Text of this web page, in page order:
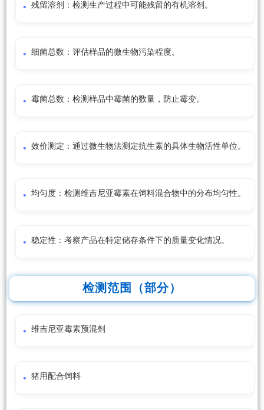
残留溶剂：检测生产过程中可能残留的有机溶剂。
细菌总数：评估样品的微生物污染程度。
霉菌总数：检测样品中霉菌的数量，防止霉变。
效价测定：通过微生物法测定抗生素的具体生物活性单位。
均匀度：检测维吉尼亚霉素在饲料混合物中的分布均匀性。
稳定性：考察产品在特定储存条件下的质量变化情况。
检测范围（部分）
维吉尼亚霉素预混剂
猪用配合饲料